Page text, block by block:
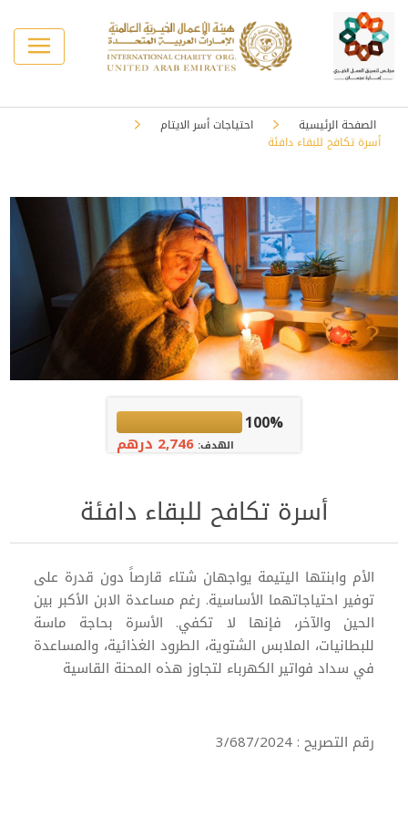
الصفحة الرئيسية
احتياجات أسر الايتام
أسرة تكافح للبقاء دافئة
100%
الهدف:2,746 درهم
أسرة تكافح للبقاء دافئة
الأم وابنتها اليتيمة يواجهان شتاء قارصاً دون قدرة على
توفير احتياجاتهما الأساسية. رغم مساعدة الابن الأكبر بين
الحين والآخر، فإنها لا تكفي. الأسرة بحاجة ماسة
للبطانيات، الملابس الشتوية، الطرود الغذائية، والمساعدة
في سداد فواتير الكهرباء لتجاوز هذه المحنة القاسية
رقم التصريح : 3/687/2024